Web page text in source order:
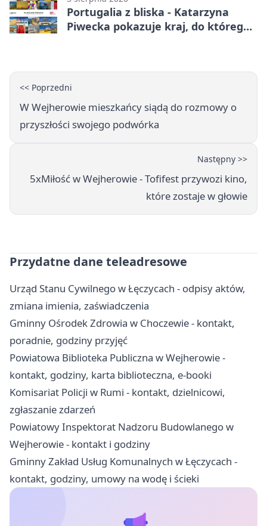
Portugalia z bliska - Katarzyna
Piwecka pokazuje kraj, do którego
<< Poprzedni
W Wejherowie mieszkańcy siądą do rozmowy o
przyszłości swojego podwórka
Następny >>
5xMiłość w Wejherowie - Tofifest przywozi kino,
które zostaje w głowie
Przydatne dane teleadresowe
Urząd Stanu Cywilnego w Łęczycach - odpisy aktów,
zmiana imienia, zaświadczenia
Gminny Ośrodek Zdrowia w Choczewie - kontakt,
poradnie, godziny przyjęć
Powiatowa Biblioteka Publiczna w Wejherowie -
kontakt, godziny, karta biblioteczna, e-booki
Komisariat Policji w Rumi - kontakt, dzielnicowi,
zgłaszanie zdarzeń
Powiatowy Inspektorat Nadzoru Budowlanego w
Wejherowie - kontakt i godziny
Gminny Zakład Usług Komunalnych w Łęczycach -
kontakt, godziny, umowy na wodę i ścieki